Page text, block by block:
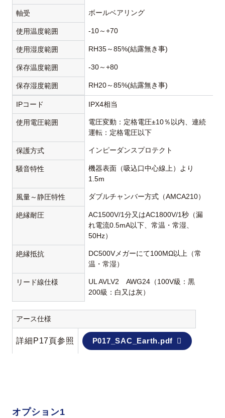
軸受 ボールベアリング
使用温度範囲 -10～+70
使用湿度範囲 RH35～85%(結露無き事)
保存温度範囲 -30～+80
保存湿度範囲 RH20～85%(結露無き事)
IPコード IPX4相当
使用電圧範囲
電圧変動：定格電圧±10％以内、連続
運転：定格電圧以下
保護方式 インピーダンスプロテクト
騒音特性
機器表面（吸込口中心線上）より
1.5m
風量～静圧特性 ダブルチャンバー方式（AMCA210）
絶縁耐圧
AC1500V/1分又はAC1800V/1秒（漏
れ電流0.5mA以下、常温・常湿、
50Hz）
絶縁抵抗
DC500Vメガーにて100MΩ以上（常
温・常湿）
リード線仕様
UL AVLV2 AWG24（100V級：黒
200級：白又は灰）
アース仕様
詳細P17頁参照 P017_SAC_Earth.pdf
オプション1